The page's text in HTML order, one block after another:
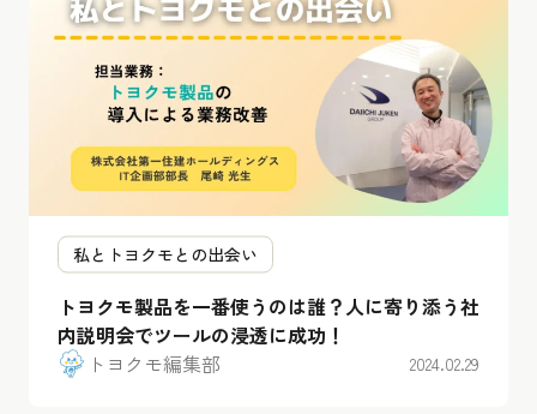
私とトヨクモとの出会い
トヨクモ製品を一番使うのは誰？人に寄り添う社
内説明会でツールの浸透に成功！
トヨクモ編集部
2024.02.29